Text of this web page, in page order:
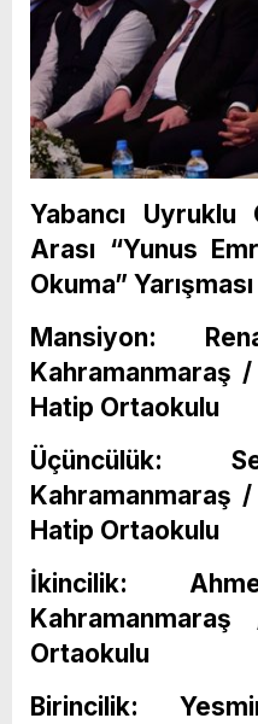
Yabancı
Arası “Yunus
Okuma” Yarışması
Mansiyon:
Kahramanmaraş
Hatip Ortaokulu
Üçüncülük:
Kahramanmaraş
Hatip Ortaokulu
İkincilik:
Ortaokulu
Birincilik: